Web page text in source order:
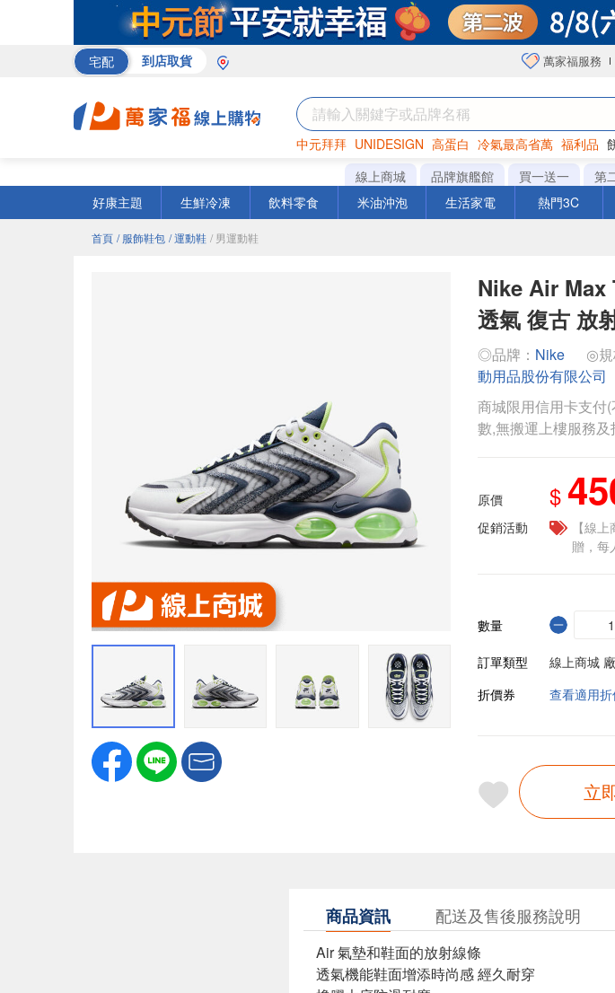
宅配 到店取貨 萬家福服務
中元拜拜 UNIDESIGN 高蛋白 冷氣最高省萬 福利品
罐頭 咖啡 海苔
線上商城 品牌旗艦館 買一送一 第
好康主題
生鮮冷凍 飲料零食 米油沖泡 生活家電 熱門3C
首頁 / 服飾鞋包 / 運動鞋 / 男運動鞋
Nike Air Max
透氣 復古 放
◎品牌： Nike ◎規
動用品股份有限公司
商城限用信用卡支付
數,無搬運上樓服務
原價 $
促銷活動
【線
贈，每
數量
訂單類型
線上商城
折價券
查看適用折
立
商品資訊 配送及售後服務說明
Air 氣墊和鞋面的放射線條
透氣機能鞋面增添時尚感 經久耐穿